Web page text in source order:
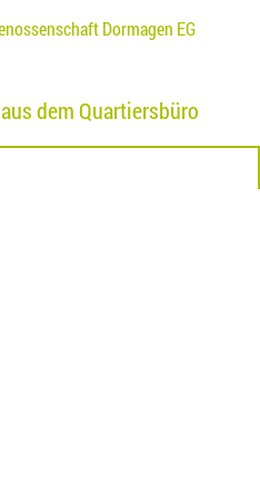
Dormagen EG
dem Quartiersbüro